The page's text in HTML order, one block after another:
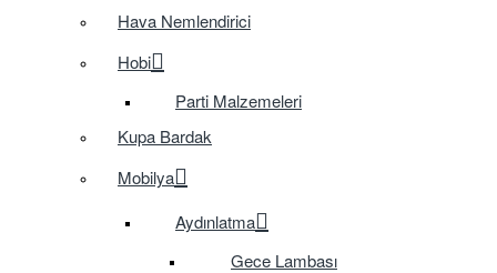
Hava Nemlendirici
Hobi
Parti Malzemeleri
Kupa Bardak
Mobilya
Aydınlatma
Gece Lambası